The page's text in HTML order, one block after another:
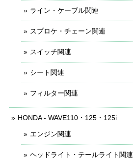
ライン・ケーブル関連
スプロケ・チェーン関連
スイッチ関連
シート関連
フィルター関連
HONDA - WAVE110・125・125i
エンジン関連
ヘッドライト・テールライト関連